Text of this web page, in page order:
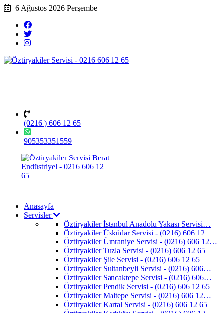
6 Ağustos 2026 Perşembe
(0216 ) 606 12 65
905353351559
Anasayfa
Servisler
Öztiryakiler İstanbul Anadolu Yakası Servisi…
Öztiryakiler Üsküdar Servisi - (0216) 606 12…
Öztiryakiler Ümraniye Servisi - (0216) 606 12…
Öztiryakiler Tuzla Servisi - (0216) 606 12 65
Öztiryakiler Şile Servisi - (0216) 606 12 65
Öztiryakiler Sultanbeyli Servisi - (0216) 606…
Öztiryakiler Sancaktepe Servisi - (0216) 606…
Öztiryakiler Pendik Servisi - (0216) 606 12 65
Öztiryakiler Maltepe Servisi - (0216) 606 12…
Öztiryakiler Kartal Servisi - (0216) 606 12 65